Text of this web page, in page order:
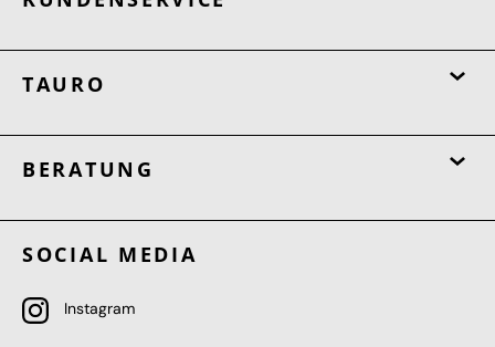
TAURO
BERATUNG
SOCIAL MEDIA
Instagram